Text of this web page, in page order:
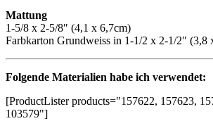
Mattung
1-5/8 x 2-5/8″ (4,1 x 6,7cm)
Farbkarton Grundweiss in 1-1/2 x 2-1/2″ (3,8
Folgende Materialien habe ich verwendet:
[ProductLister products="157622, 157623,
103579"]